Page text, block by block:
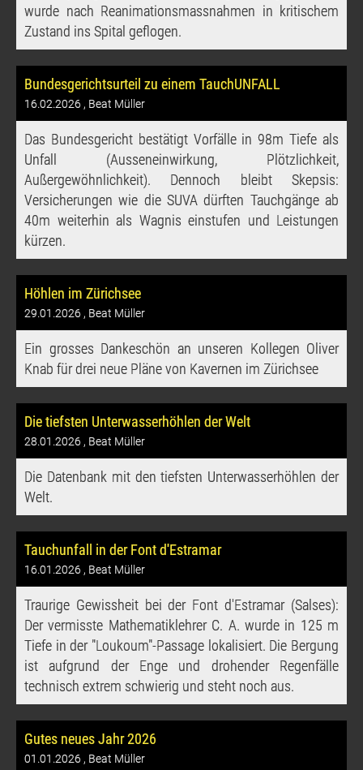
wurde nach Reanimationsmassnahmen in kritischem
Zustand ins Spital geflogen.
Bundesgerichtsurteil zu einem TauchUNFALL
16.02.2026 , Beat Müller
Das Bundesgericht bestätigt Vorfälle in 98m Tiefe als
Unfall (Ausseneinwirkung, Plötzlichkeit,
Außergewöhnlichkeit). Dennoch bleibt Skepsis:
Versicherungen wie die SUVA dürften Tauchgänge ab
40m weiterhin als Wagnis einstufen und Leistungen
kürzen.
Höhlen im Zürichsee
29.01.2026 , Beat Müller
Ein grosses Dankeschön an unseren Kollegen Oliver
Knab für drei neue Pläne von Kavernen im Zürichsee
Die tiefsten Unterwasserhöhlen der Welt
28.01.2026 , Beat Müller
Die Datenbank mit den tiefsten Unterwasserhöhlen der
Welt.
Tauchunfall in der Font d'Estramar
16.01.2026 , Beat Müller
Traurige Gewissheit bei der Font d'Estramar (Salses):
Der vermisste Mathematiklehrer C. A. wurde in 125 m
Tiefe in der "Loukoum"-Passage lokalisiert. Die Bergung
ist aufgrund der Enge und drohender Regenfälle
technisch extrem schwierig und steht noch aus.
Gutes neues Jahr 2026
01.01.2026 , Beat Müller